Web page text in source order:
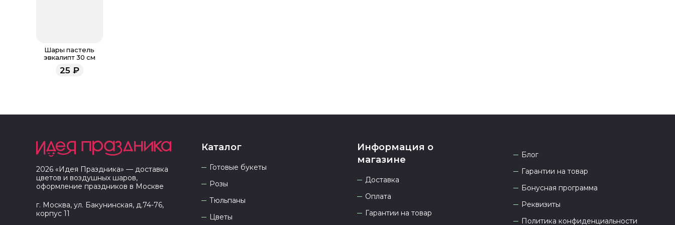
Шары пастель
эвкалипт 30 см
25₽
2026 «Идея Праздника» — доставка
цветов и воздушных шаров,
оформление праздников в Москве
г. Москва, ул. Бакунинская, д.74-76,
корпус 11
Каталог
Готовые букеты
Розы
Тюльпаны
Цветы
Информация о
магазине
Доставка
Оплата
Гарантии на товар
Блог
Гарантии на товар
Бонусная программа
Реквизиты
Политика конфиденциальности